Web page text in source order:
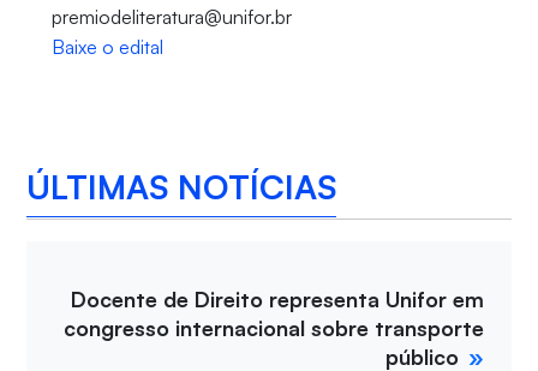
premiodeliteratura@unifor.br
Baixe o edital
ÚLTIMAS NOTÍCIAS
Docente de Direito representa Unifor em
congresso internacional sobre transporte
público